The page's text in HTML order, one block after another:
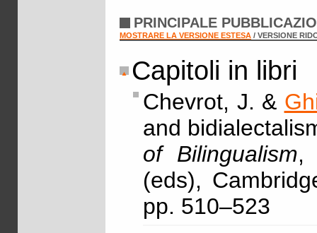
PRINCIPALE
MOSTRARE LA VERSIONE ESTESA / VERSIONE
Capitoli in libri
Chevrot, J. &
and
of Bilingualism,
(eds),
pp. 510–523